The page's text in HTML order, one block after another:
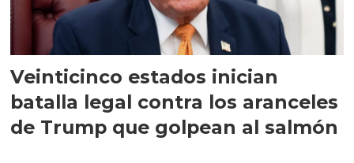
Veinticinco estados inician
batalla legal contra los aranceles
de Trump que golpean al salmón